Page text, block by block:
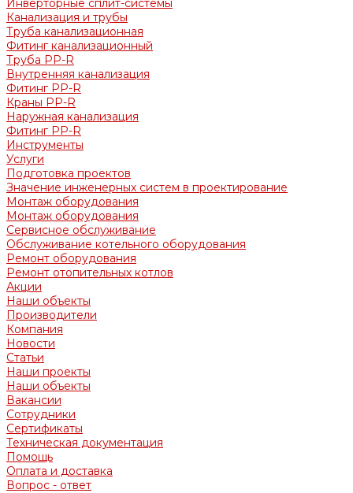
Инверторные сплит-системы
Канализация и трубы
Труба канализационная
Фитинг канализационный
Труба PP-R
Внутренняя канализация
Фитинг PP-R
Краны PP-R
Наружная канализация
Фитинг PP-R
Инструменты
Услуги
Подготовка проектов
Значение инженерных систем в проектирование
Монтаж оборудования
Монтаж оборудования
Сервисное обслуживание
Обслуживание котельного оборудования
Ремонт оборудования
Ремонт отопительных котлов
Акции
Наши объекты
Производители
Компания
Новости
Статьи
Наши проекты
Наши объекты
Вакансии
Сотрудники
Сертификаты
Техническая документация
Помощь
Оплата и доставка
Вопрос - ответ